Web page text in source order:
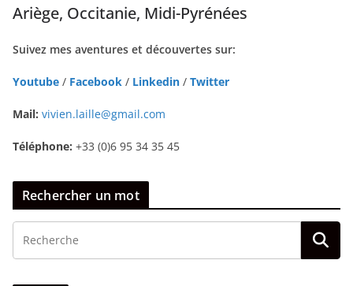
Ariège, Occitanie, Midi-Pyrénées
Suivez mes aventures et découvertes sur:
Youtube / Facebook / Linkedin / Twitter
Mail: vivien.laille@gmail.com
Téléphone: +33 (0)6 95 34 35 45
Rechercher un mot